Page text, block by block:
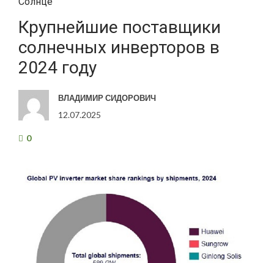
Крупнейшие поставщики
солнечных инверторов в
2024 году
ВЛАДИМИР СИДОРОВИЧ
12.07.2025
0